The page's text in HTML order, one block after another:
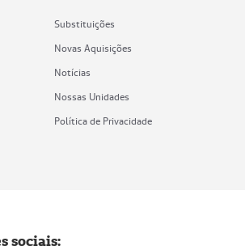
Substituições
Novas Aquisições
Notícias
Nossas Unidades
Política de Privacidade
sociais: